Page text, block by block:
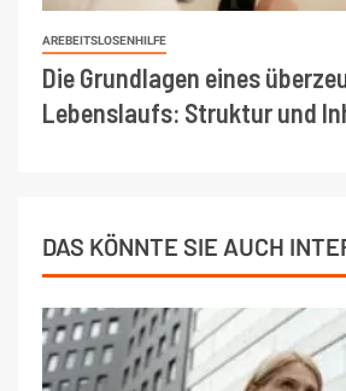
AREBEITSLOSENHILFE
Die Grundlagen eines
Lebenslaufs: Struktur und
DAS KÖNNTE SIE AUCH